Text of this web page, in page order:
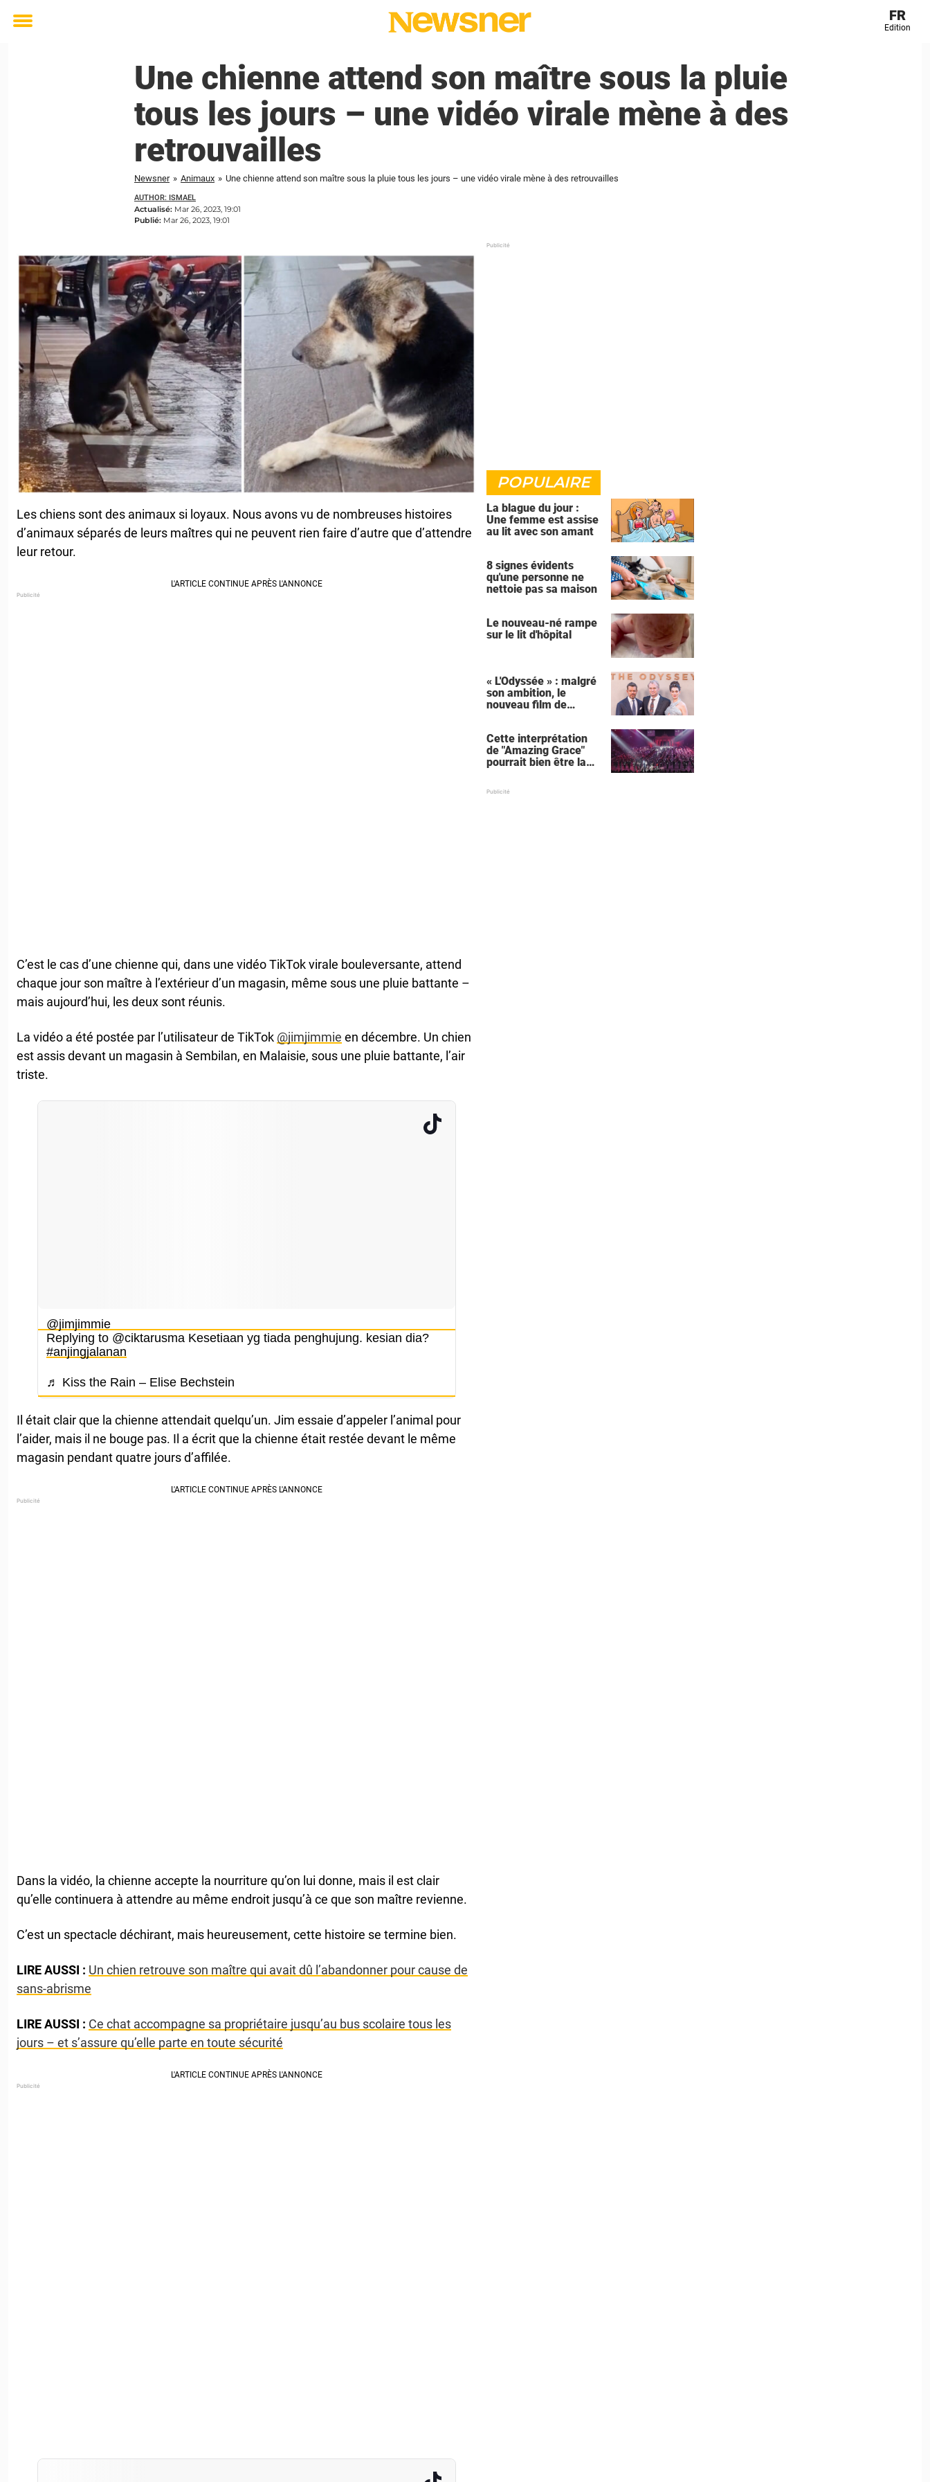
Toggle
FR
Edition
Une chienne attend son maître sous la pluie
tous les jours – une vidéo virale mène à des
retrouvailles
Newsner » Animaux » Une chienne attend son maître sous la pluie tous les jours – une vidéo virale mène à des retrouvailles
AUTHOR: ISMAEL
Actualisé: Mar 26, 2023, 19:01
Publié: Mar 26, 2023, 19:01
Les chiens sont des animaux si loyaux. Nous avons vu de nombreuses histoires
d’animaux séparés de leurs maîtres qui ne peuvent rien faire d’autre que d’attendre
leur retour.
C’est le cas d’une chienne qui, dans une vidéo TikTok virale bouleversante, attend
chaque jour son maître à l’extérieur d’un magasin, même sous une pluie battante –
mais aujourd’hui, les deux sont réunis.
La vidéo a été postée par l’utilisateur de TikTok @jimjimmie en décembre. Un chien
est assis devant un magasin à Sembilan, en Malaisie, sous une pluie battante, l’air
triste.
@jimjimmie
Replying to @ciktarusma Kesetiaan yg tiada penghujung. kesian dia?
#anjingjalanan
♬ Kiss the Rain – Elise Bechstein
Il était clair que la chienne attendait quelqu’un. Jim essaie d’appeler l’animal pour
l’aider, mais il ne bouge pas. Il a écrit que la chienne était restée devant le même
magasin pendant quatre jours d’affilée.
Dans la vidéo, la chienne accepte la nourriture qu’on lui donne, mais il est clair
qu’elle continuera à attendre au même endroit jusqu’à ce que son maître revienne.
C’est un spectacle déchirant, mais heureusement, cette histoire se termine bien.
LIRE AUSSI : Un chien retrouve son maître qui avait dû l’abandonner pour cause de
sans-abrisme
LIRE AUSSI : Ce chat accompagne sa propriétaire jusqu’au bus scolaire tous les
jours – et s’assure qu’elle parte en toute sécurité
POPULAIRE
La blague du jour :
Une femme est assise
au lit avec son amant
8 signes évidents
qu'une personne ne
nettoie pas sa maison
Le nouveau-né rampe
sur le lit d'hôpital
« L'Odyssée » : malgré
son ambition, le
nouveau film de
récurrente
Cette interprétation
de "Amazing Grace"
pourrait bien être la